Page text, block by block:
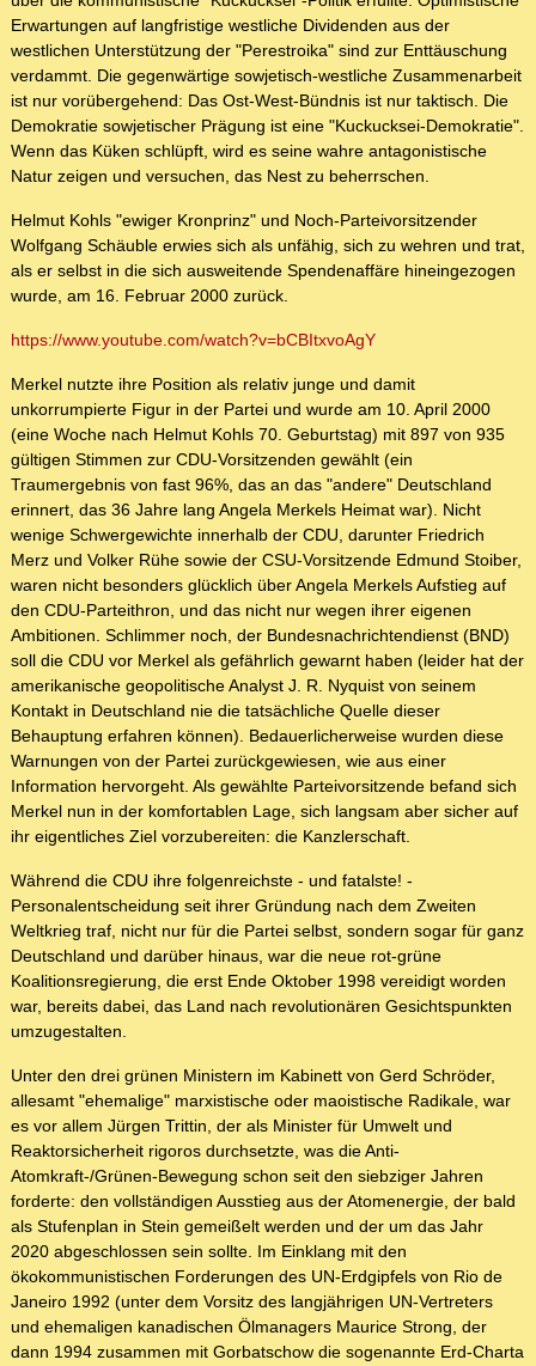
Erwartungen auf langfristige westliche Dividenden aus der
westlichen Unterstützung der "Perestroika" sind zur Enttäuschung
verdammt. Die gegenwärtige sowjetisch-westliche Zusammenarbeit
ist nur vorübergehend: Das Ost-West-Bündnis ist nur taktisch. Die
Demokratie sowjetischer Prägung ist eine "Kuckucksei-Demokratie".
Wenn das Küken schlüpft, wird es seine wahre antagonistische
Natur zeigen und versuchen, das Nest zu beherrschen.
Helmut Kohls "ewiger Kronprinz" und Noch-Parteivorsitzender
Wolfgang Schäuble erwies sich als unfähig, sich zu wehren und trat,
als er selbst in die sich ausweitende Spendenaffäre hineingezogen
wurde, am 16. Februar 2000 zurück.
https://www.youtube.com/watch?v=bCBItxvoAgY
Merkel nutzte ihre Position als relativ junge und damit
unkorrumpierte Figur in der Partei und wurde am 10. April 2000
(eine Woche nach Helmut Kohls 70. Geburtstag) mit 897 von 935
gültigen Stimmen zur CDU-Vorsitzenden gewählt (ein
Traumergebnis von fast 96%, das an das "andere" Deutschland
erinnert, das 36 Jahre lang Angela Merkels Heimat war). Nicht
wenige Schwergewichte innerhalb der CDU, darunter Friedrich
Merz und Volker Rühe sowie der CSU-Vorsitzende Edmund Stoiber,
waren nicht besonders glücklich über Angela Merkels Aufstieg auf
den CDU-Parteithron, und das nicht nur wegen ihrer eigenen
Ambitionen. Schlimmer noch, der Bundesnachrichtendienst (BND)
soll die CDU vor Merkel als gefährlich gewarnt haben (leider hat der
amerikanische geopolitische Analyst J. R. Nyquist von seinem
Kontakt in Deutschland nie die tatsächliche Quelle dieser
Behauptung erfahren können). Bedauerlicherweise wurden diese
Warnungen von der Partei zurückgewiesen, wie aus einer
Information hervorgeht. Als gewählte Parteivorsitzende befand sich
Merkel nun in der komfortablen Lage, sich langsam aber sicher auf
ihr eigentliches Ziel vorzubereiten: die Kanzlerschaft.
Während die CDU ihre folgenreichste - und fatalste! -
Personalentscheidung seit ihrer Gründung nach dem Zweiten
Weltkrieg traf, nicht nur für die Partei selbst, sondern sogar für ganz
Deutschland und darüber hinaus, war die neue rot-grüne
Koalitionsregierung, die erst Ende Oktober 1998 vereidigt worden
war, bereits dabei, das Land nach revolutionären Gesichtspunkten
umzugestalten.
Unter den drei grünen Ministern im Kabinett von Gerd Schröder,
allesamt "ehemalige" marxistische oder maoistische Radikale, war
es vor allem Jürgen Trittin, der als Minister für Umwelt und
Reaktorsicherheit rigoros durchsetzte, was die Anti-
Atomkraft-/Grünen-Bewegung schon seit den siebziger Jahren
forderte: den vollständigen Ausstieg aus der Atomenergie, der bald
als Stufenplan in Stein gemeißelt werden und der um das Jahr
2020 abgeschlossen sein sollte. Im Einklang mit den
ökokommunistischen Forderungen des UN-Erdgipfels von Rio de
Janeiro 1992 (unter dem Vorsitz des langjährigen UN-Vertreters
und ehemaligen kanadischen Ölmanagers Maurice Strong, der
dann 1994 zusammen mit Gorbatschow die sogenannte Erd-Charta